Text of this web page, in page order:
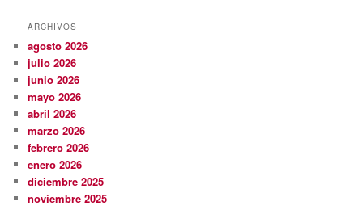
ARCHIVOS
agosto 2026
julio 2026
junio 2026
mayo 2026
abril 2026
marzo 2026
febrero 2026
enero 2026
diciembre 2025
noviembre 2025